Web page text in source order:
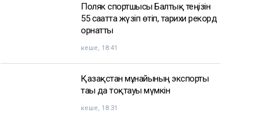
Поляк спортшысы Балтық теңізін
55 сағатта жүзіп өтіп, тарихи рекорд
орнатты
кеше, 18:41
Қазақстан мұнайының экспорты
тағы да тоқтауы мүмкін
кеше, 18:31